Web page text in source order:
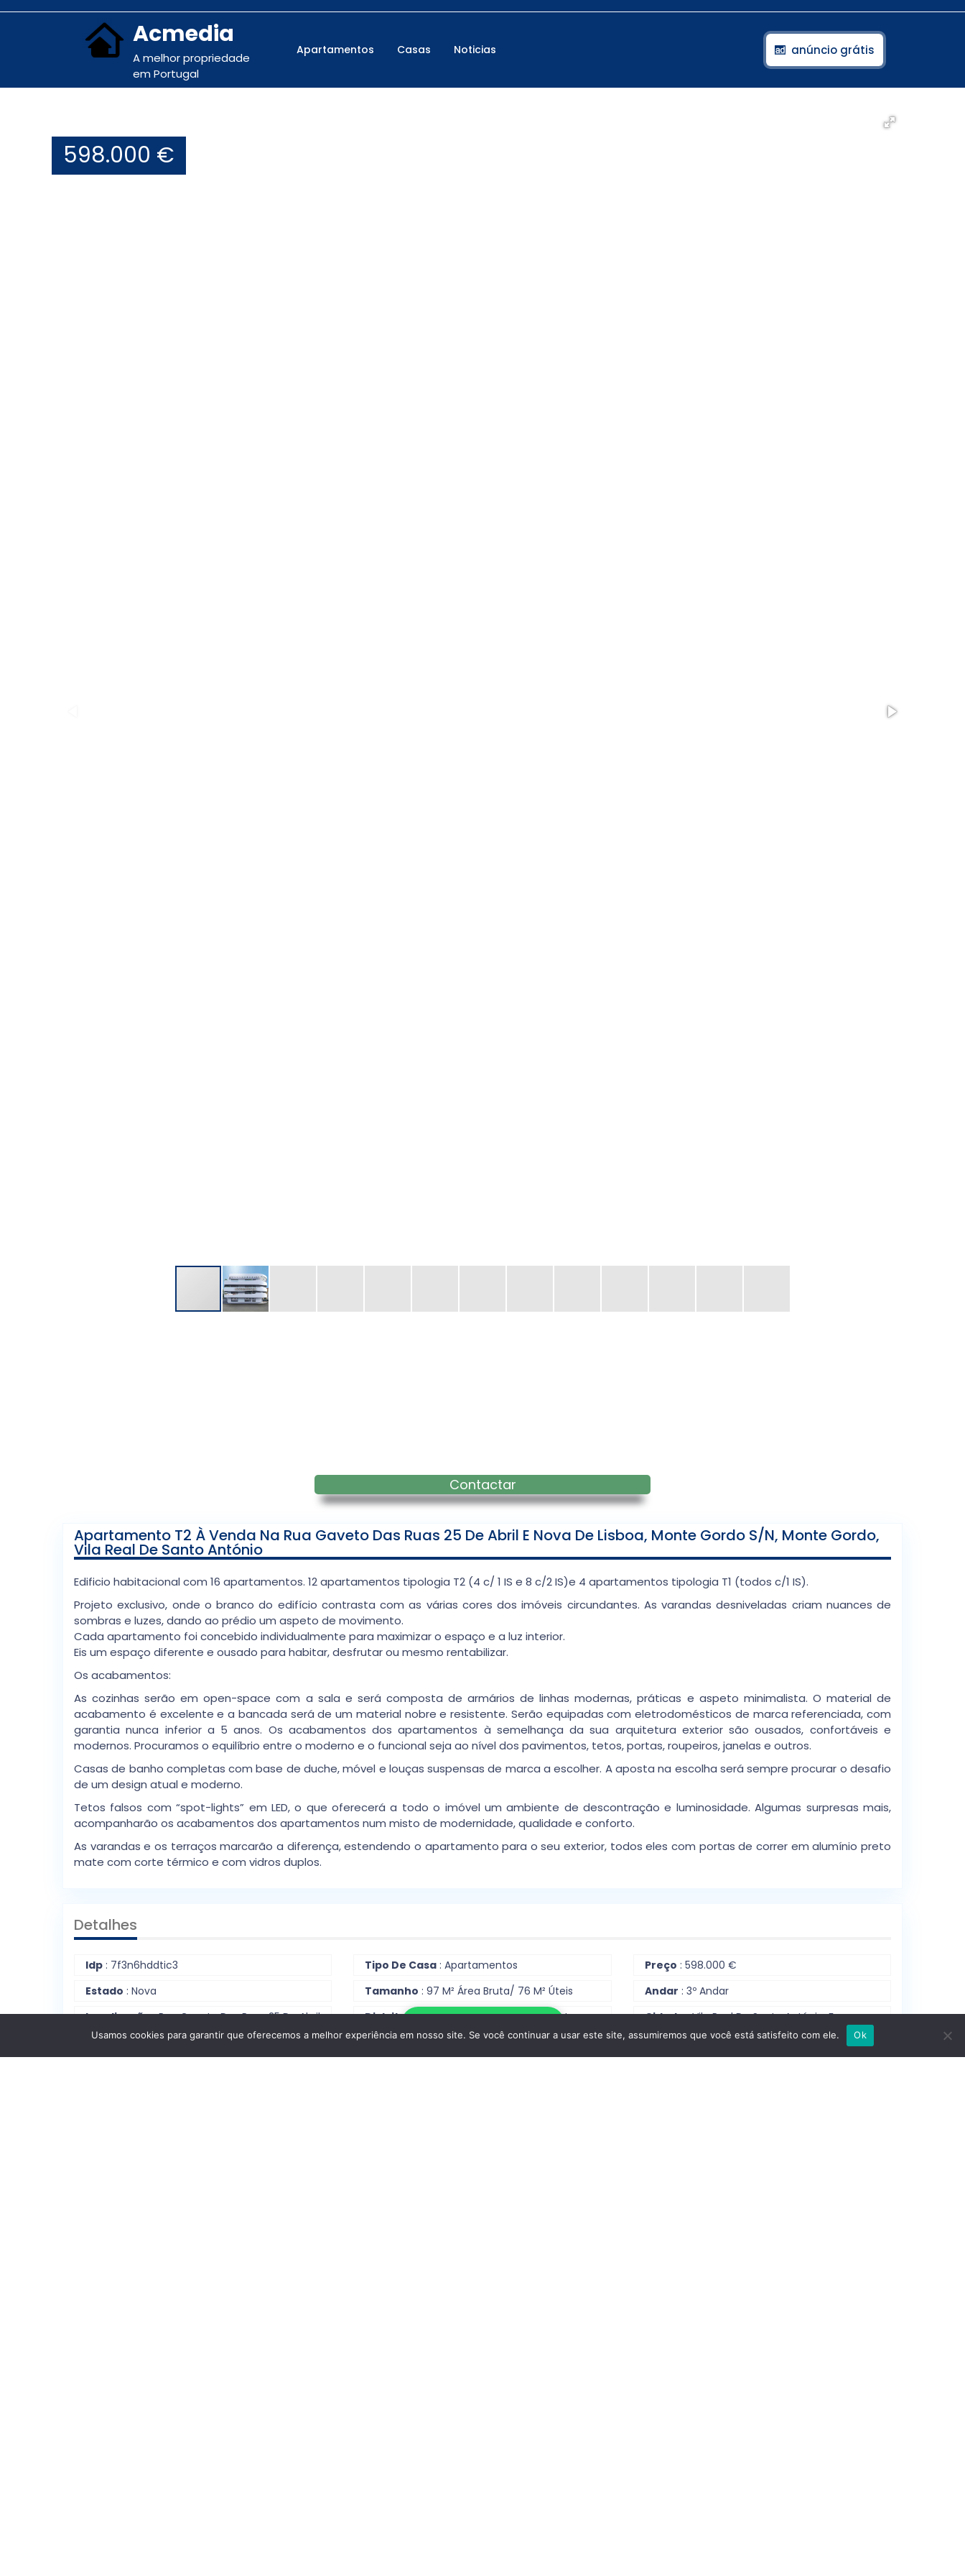
Acmedia
A melhor propriedade
em Portugal
Apartamentos Casas Noticias anúncio grátis
598.000 €
Contactar
Apartamento T2 À Venda Na Rua Gaveto Das Ruas 25 De Abril E Nova De Lisboa, Monte Gordo S/n, Monte Gordo,
Vila Real De Santo António
Edificio habitacional com 16 apartamentos. 12 apartamentos tipologia T2 (4 c/ 1 IS e 8 c/2 IS)e 4 apartamentos tipologia T1 (todos c/1 IS).
Projeto exclusivo, onde o branco do edifício contrasta com as várias cores dos imóveis circundantes. As varandas desniveladas criam nuances de
sombras e luzes, dando ao prédio um aspeto de movimento.
Cada apartamento foi concebido individualmente para maximizar o espaço e a luz interior.
Eis um espaço diferente e ousado para habitar, desfrutar ou mesmo rentabilizar.
Os acabamentos:
As cozinhas serão em open-space com a sala e será composta de armários de linhas modernas, práticas e aspeto minimalista. O material de
acabamento é excelente e a bancada será de um material nobre e resistente. Serão equipadas com eletrodomésticos de marca referenciada, com
garantia nunca inferior a 5 anos. Os acabamentos dos apartamentos à semelhança da sua arquitetura exterior são ousados, confortáveis e
modernos. Procuramos o equilíbrio entre o moderno e o funcional seja ao nível dos pavimentos, tetos, portas, roupeiros, janelas e outros.
Casas de banho completas com base de duche, móvel e louças suspensas de marca a escolher. A aposta na escolha será sempre procurar o desafio
de um design atual e moderno.
Tetos falsos com “spot-lights” em LED, o que oferecerá a todo o imóvel um ambiente de descontração e luminosidade. Algumas surpresas mais,
acompanharão os acabamentos dos apartamentos num misto de modernidade, qualidade e conforto.
As varandas e os terraços marcarão a diferença, estendendo o apartamento para o seu exterior, todos eles com portas de correr em alumínio preto
mate com corte térmico e com vidros duplos.
Detalhes
Idp : 7f3n6hddtic3 Tipo De Casa : Apartamentos Preço : 598.000 €
Estado : Nova Tamanho : 97 M² Área Bruta/ 76 M² Úteis Andar : 3º Andar
Localização: Rua Gaveto Das Ruas 25 De Abril
E Nova De Lisboa, Monte Gordo S/n; Monte
Gordo; Vila Real De Santo António, Faro
Distrito: Monte Gordo, Vila Real De Santo
António
Cidade: Vila Real De Santo António, Faro
Usamos cookies para garantir que oferecemos a melhor experiência em nosso site. Se você continuar a usar este site, assumiremos que você está satisfeito com ele. Ok